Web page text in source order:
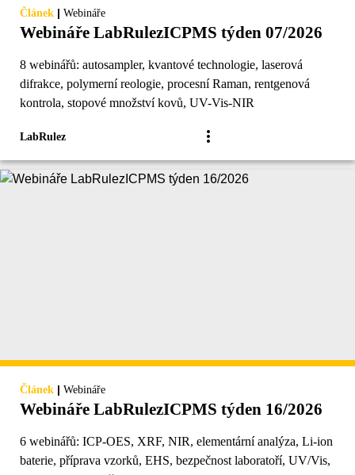
Článek | Webináře
Webináře LabRulezICPMS týden 07/2026
8 webinářů: autosampler, kvantové technologie, laserová
difrakce, polymerní reologie, procesní Raman, rentgenová
kontrola, stopové množství kovů, UV-Vis-NIR
LabRulez
Článek | Webináře
Webináře LabRulezICPMS týden 16/2026
6 webinářů: ICP-OES, XRF, NIR, elementární analýza, Li-ion
baterie, příprava vzorků, EHS, bezpečnost laboratoří, UV/Vis,